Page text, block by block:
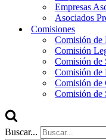
Empresas
Asociados
Comisiones
Comisión de
Comisión
Comisión de
Comisión de
Comisión de
Comisión de
Buscar...